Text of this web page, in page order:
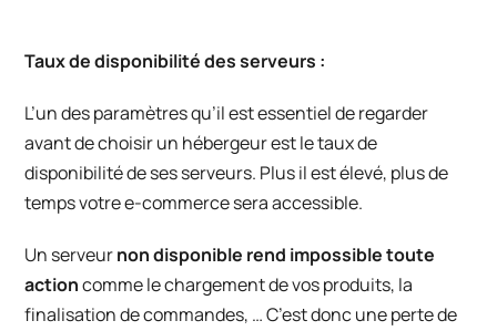
Taux de disponibilité des serveurs :
L’un des paramètres qu’il est essentiel de regarder
avant de choisir un hébergeur est le taux de
disponibilité de ses serveurs. Plus il est élevé, plus de
temps votre e-commerce sera accessible.
Un serveurnon disponible rend impossible toute
actioncomme le chargement de vos produits, la
finalisation de commandes, … C’est donc une perte de